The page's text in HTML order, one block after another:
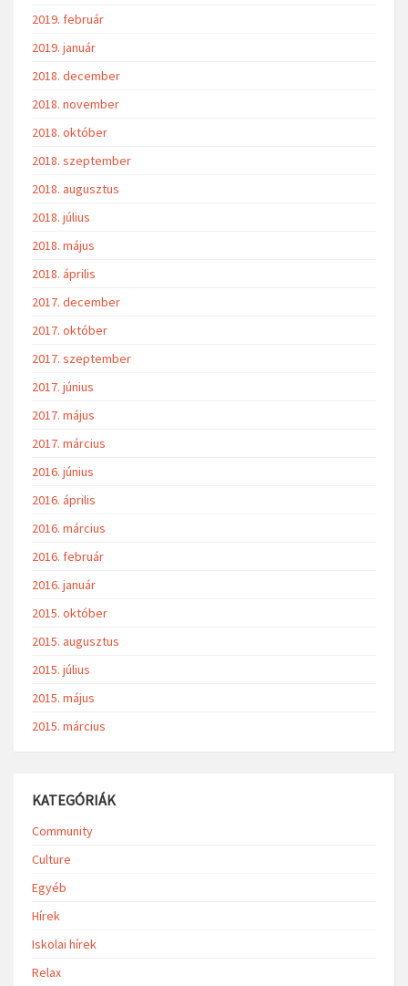
2019. február
2019. január
2018. december
2018. november
2018. október
2018. szeptember
2018. augusztus
2018. július
2018. május
2018. április
2017. december
2017. október
2017. szeptember
2017. június
2017. május
2017. március
2016. június
2016. április
2016. március
2016. február
2016. január
2015. október
2015. augusztus
2015. július
2015. május
2015. március
KATEGÓRIÁK
Community
Culture
Egyéb
Hírek
Iskolai hírek
Relax